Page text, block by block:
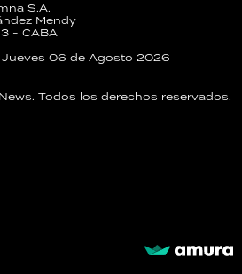
S.A.
Mendy
- CABA
06 de Agosto 2026
Todos los derechos reservados.